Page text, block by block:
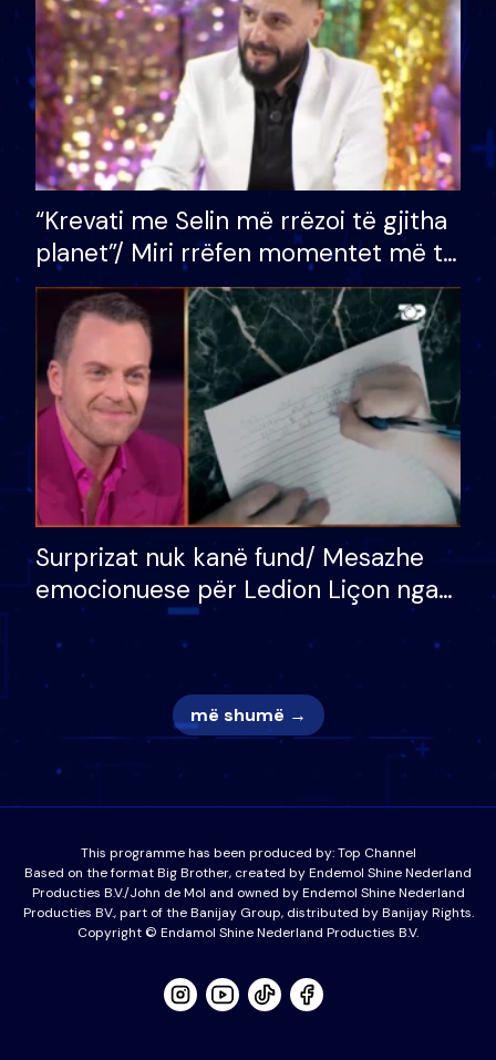
“Krevati me Selin më rrëzoi të gjitha
planet”/ Miri rrëfen momentet më të
bukura në shtëpinë e BB VIP: Do më
mungojë zilja e mëngjesit kur…
Surprizat nuk kanë fund/ Mesazhe
emocionuese për Ledion Liçon nga
nëna dhe fëmijët e tij, moderatori
nuk i mban dot lotët: Nuk meritoj…
më shumë →
This programme has been produced by:Top Channel
Based on the format Big Brother, created by Endemol Shine Nederland
Producties B.V./John de Mol and owned by Endemol Shine Nederland
Producties BV., part of the Banijay Group, distributed by Banijay Rights.
Copyright © Endamol Shine Nederland Producties B.V.